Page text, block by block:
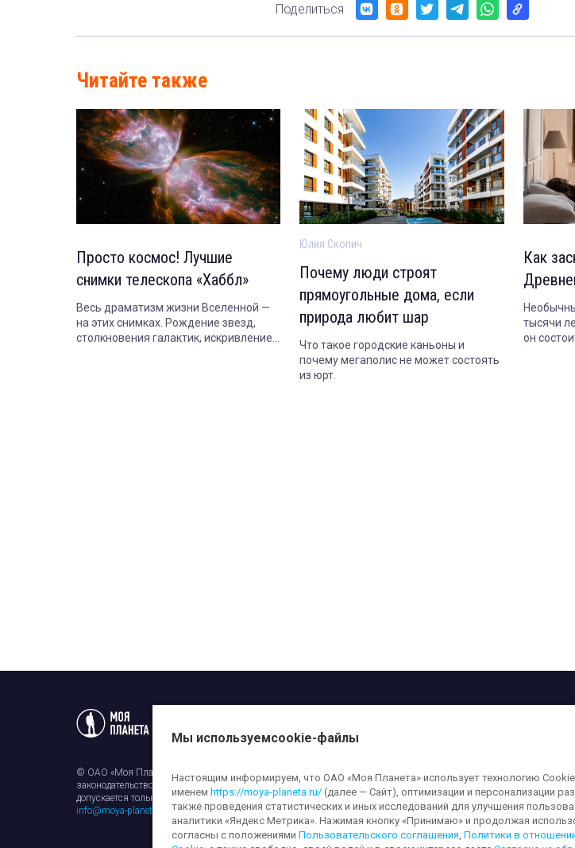
Поделиться
Читайте также
Просто космос! Лучшие
снимки телескопа «Хаббл»
Весь драматизм жизни Вселенной —
на этих снимках. Рождение звезд,
столкновения галактик, искривление
Юлия Скопич
Почему люди строят
прямоугольные дома, если
природа любит шар
Что такое городские каньоны и
почему мегаполис не может состоять
из юрт.
Как
тысячи
он
© ОАО «Моя Планета». Все права на любые материалы, опубликованные на сайте, защищены в соответствии с
законодательством об авторском праве и смежных правах. Использование любых аудио-, фото- и
допускается только с разрешения правообладателя и ссылкой на сайтmoya-planeta.ru. Адрес для направления
info@moya-planeta.ru
Мы используемcookie-файлы
Настоящим информируем, что ОАО «Моя Планета» использует технологию
именем https://moya-planeta.ru/ (далее — Сайт), оптимизации и персонализации
также проведения статистических и иных исследований для улучшения
аналитики «Яндекс Метрика». Нажимая кнопку «Принимаю» и продолжая
согласны с положениями Пользовательского соглашения, Политики в